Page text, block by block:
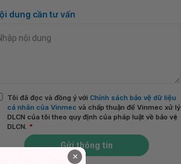
dung cần tư vấn
Tôi đã đọc và đồng ý với Chính sách bảo vệ dữ liệu
cá nhân của Vinmec và chấp thuận để Vinmec xử lý
DLCN của tôi theo quy định của pháp luật về bảo vệ
DLCN. *
Gửi thông tin
×